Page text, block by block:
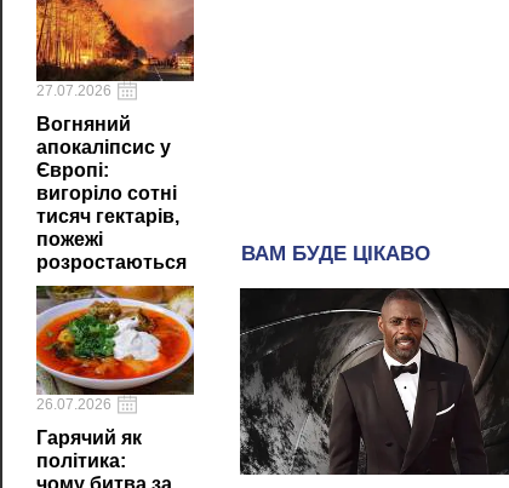
27.07.2026
Вогняний
апокаліпсис у
Європі:
вигоріло сотні
тисяч гектарів,
пожежі
розростаються
26.07.2026
Гарячий як
політика:
чому битва за